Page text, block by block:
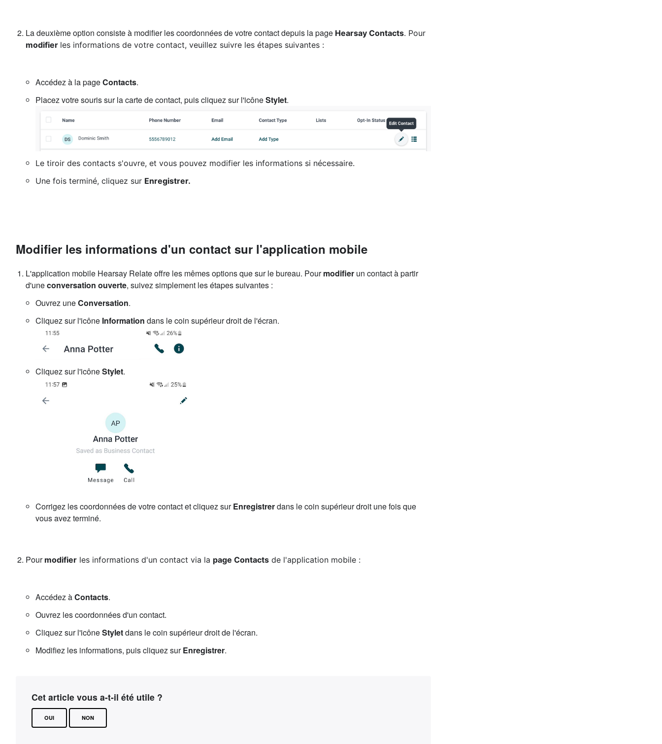
La deuxième option consiste à modifier les coordonnées de votre contact depuis la page Hearsay Contacts. Pour
modifier les informations de votre contact, veuillez suivre les étapes suivantes :
Accédez à la pageContacts.
Placez votre souris sur la carte de contact, puis cliquez sur l'icôneStylet.
Le tiroir des contacts s'ouvre, et vous pouvez modifier les informations si nécessaire.
Une fois terminé, cliquez sur Enregistrer.
Modifier les informations d'un contact sur l'application mobile
L'application mobile Hearsay Relate offre les mêmes options que sur le bureau. Pourmodifier un contact à partir
d'uneconversation ouverte, suivez simplement les étapes suivantes :
Ouvrez uneConversation.
Cliquez sur l'icône Information dans le coin supérieur droit de l'écran.
Cliquez sur l'icôneStylet.
Corrigez les coordonnées de votre contact et cliquez surEnregistrerdans le coin supérieur droit une fois que
vous avez terminé.
Pour modifier les informations d'un contact via la page Contacts de l'application mobile :
Accédez àContacts.
Ouvrez les coordonnées d'un contact.
Cliquez sur l'icôneStyletdans le coin supérieur droit de l'écran.
Modifiez les informations, puis cliquez surEnregistrer.
Cet article vous a-t-il été utile ?
OUI NON